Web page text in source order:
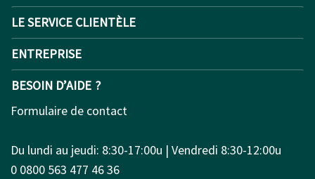
LE SERVICE CLIENTÈLE
ENTREPRISE
BESOIN D’AIDE ?
Formulaire de contact
Du lundi au jeudi: 8:30-17:00u | Vendredi 8:30-12:00u
0 0800 563 477 46 36